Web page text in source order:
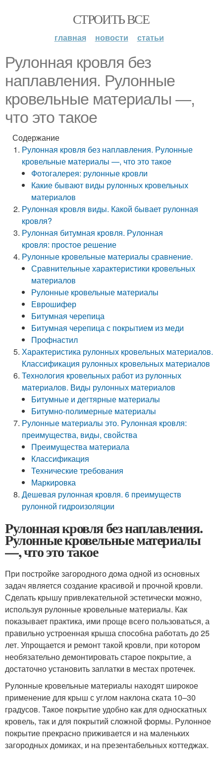
СТРОИТЬ ВСЕ
главная новости статьи
Рулонная кровля без
наплавления. Рулонные
кровельные материалы —,
что это такое
Содержание
Рулонная кровля без наплавления. Рулонные
кровельные материалы —, что это такое
Фотогалерея: рулонные кровли
Какие бывают виды рулонных кровельных
материалов
Рулонная кровля виды. Какой бывает рулонная
кровля?
Рулонная битумная кровля. Рулонная
кровля: простое решение
Рулонные кровельные материалы сравнение.
Сравнительные характеристики кровельных
материалов
Рулонные кровельные материалы
Еврошифер
Битумная черепица
Битумная черепица с покрытием из меди
Профнастил
Характеристика рулонных кровельных материалов.
Классификация рулонных кровельных материалов
Технология кровельных работ из рулонных
материалов. Виды рулонных материалов
Битумные и дегтярные материалы
Битумно-полимерные материалы
Рулонные материалы это. Рулонная кровля:
преимущества, виды, свойства
Преимущества материала
Классификация
Технические требования
Маркировка
Дешевая рулонная кровля. 6 преимуществ
рулонной гидроизоляции
Рулонная кровля без наплавления.
Рулонные кровельные материалы
—, что это такое
При постройке загородного дома одной из основных
задач является создание красивой и прочной кровли.
Сделать крышу привлекательной эстетически можно,
используя рулонные кровельные материалы. Как
показывает практика, ими проще всего пользоваться, а
правильно устроенная крыша способна работать до 25
лет. Упрощается и ремонт такой кровли, при котором
необязательно демонтировать старое покрытие, а
достаточно установить заплатки в местах протечек.
Рулонные кровельные материалы находят широкое
применение для крыш с углом наклона ската 10–30
градусов. Такое покрытие удобно как для односкатных
кровель, так и для покрытий сложной формы. Рулонное
покрытие прекрасно приживается и на маленьких
загородных домиках, и на презентабельных коттеджах.